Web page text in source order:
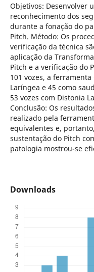
Objetivos: Desenvolver
reconhecimento dos
durante a fonação do
Pitch. Método: Os
verificação da técnica
aplicação da
Pitch e a verificação do
101 vozes, a
Laríngea e 45 como
53 vozes com Distonia
Conclusão: Os
realizado pela
equivalentes e,
sustentação do Pitch
patologia mostrou-se
Downloads